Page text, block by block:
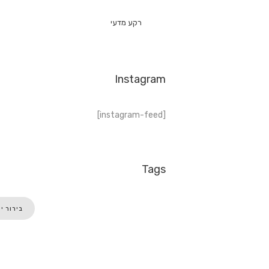
רקע מדעי
Instagram
Tags
בירור